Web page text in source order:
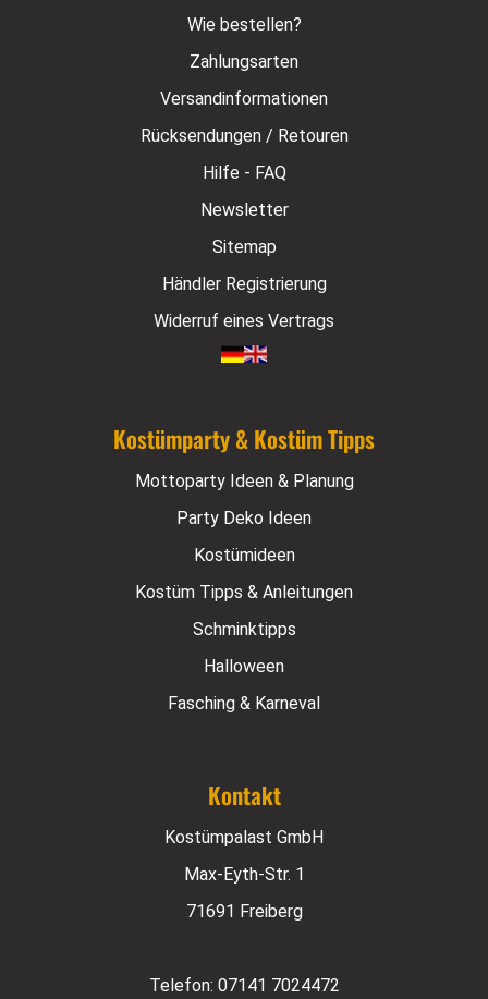
Wie bestellen?
Zahlungsarten
Versandinformationen
Rücksendungen / Retouren
Hilfe - FAQ
Newsletter
Sitemap
Händler Registrierung
Widerruf eines Vertrags
Kostümparty & Kostüm Tipps
Mottoparty Ideen & Planung
Party Deko Ideen
Kostümideen
Kostüm Tipps & Anleitungen
Schminktipps
Halloween
Fasching & Karneval
Kontakt
Kostümpalast GmbH
Max-Eyth-Str. 1
71691 Freiberg
Telefon: 07141 7024472